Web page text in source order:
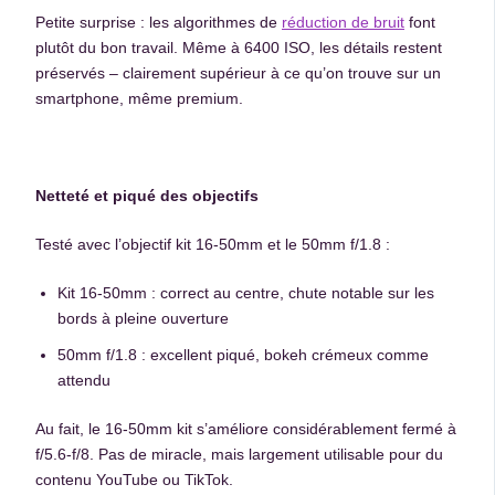
Petite surprise : les algorithmes de réduction de bruit font
plutôt du bon travail. Même à 6400 ISO, les détails restent
préservés – clairement supérieur à ce qu’on trouve sur un
smartphone, même premium.
Netteté et piqué des objectifs
Testé avec l’objectif kit 16-50mm et le 50mm f/1.8 :
Kit 16-50mm : correct au centre, chute notable sur les
bords à pleine ouverture
50mm f/1.8 : excellent piqué, bokeh crémeux comme
attendu
Au fait, le 16-50mm kit s’améliore considérablement fermé à
f/5.6-f/8. Pas de miracle, mais largement utilisable pour du
contenu YouTube ou TikTok.